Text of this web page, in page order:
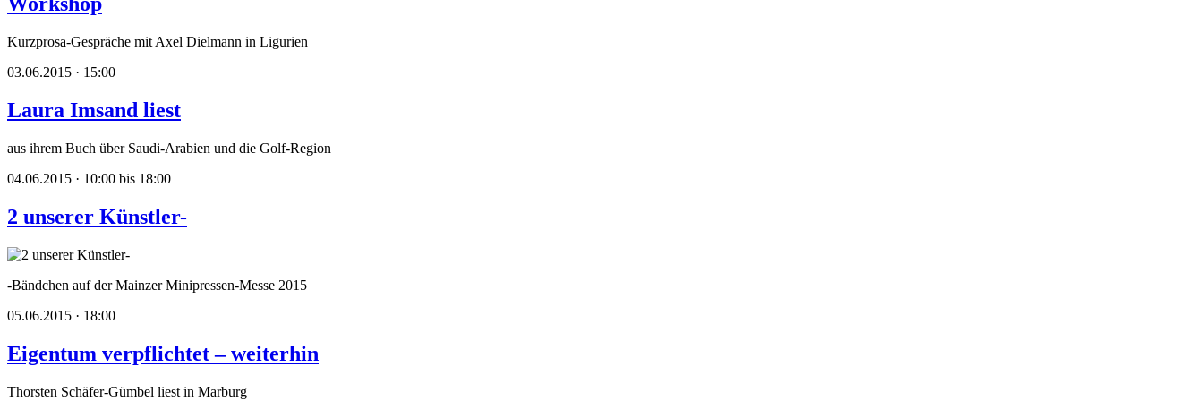
Kurzprosa-Gespräche mit Axel Dielmann in Ligurien
03.06.2015 · 15:00
Laura Imsand liest
aus ihrem Buch über Saudi-Arabien und die Golf-Region
04.06.2015 · 10:00 bis 18:00
2 unserer Künstler-
-Bändchen auf der Mainzer Minipressen-Messe 2015
05.06.2015 · 18:00
Eigentum verpflichtet – weiterhin
Thorsten Schäfer-Gümbel liest in Marburg